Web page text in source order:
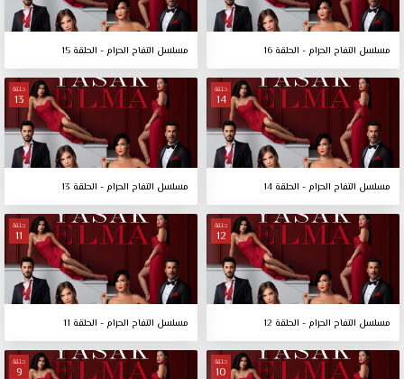
مسلسل التفاح الحرام - الحلقة 16 مسلسل التفاح الحرام - الحلقة 15
حلقة
14
مسلسل التفاح الحرام - الحلقة 14
حلقة
13
مسلسل التفاح الحرام - الحلقة 13
حلقة
12
مسلسل التفاح الحرام - الحلقة 12
حلقة
11
مسلسل التفاح الحرام - الحلقة 11
حلقة
10
حلقة
9